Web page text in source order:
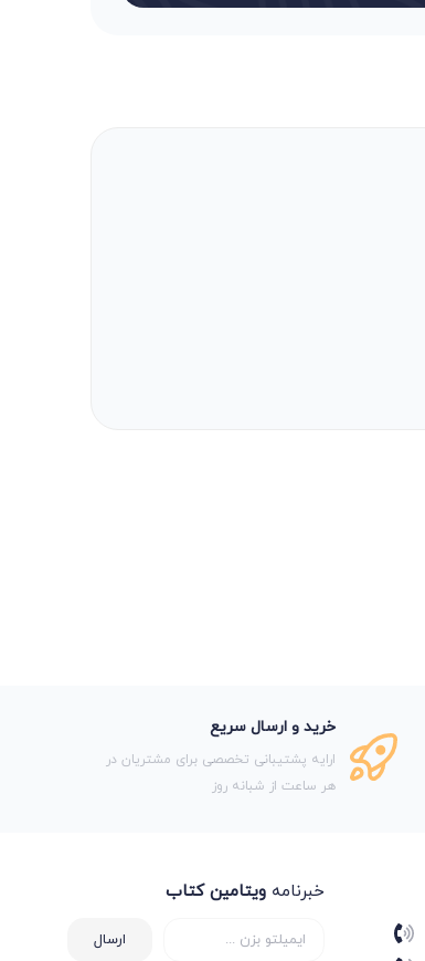
خرید و ارسال سریع
ارایه پشتیبانی تخصصی برای مشتریان در
هر ساعت از شبانه روز
خبرنامهویتامین کتاب
ارسال